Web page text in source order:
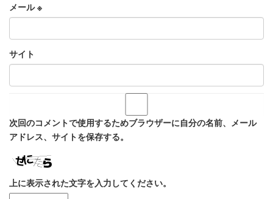
メール※
サイト
次回のコメントで使用するためブラウザーに自分の名前、メール
アドレス、サイトを保存する。
上に表示された文字を入力してください。